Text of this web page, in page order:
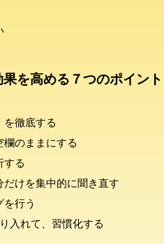
を高める７つのポイント
を徹底する
欄のままにする
する
けを集中的に聞き直す
行う
入れて、習慣化する